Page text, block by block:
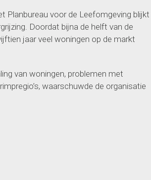
Planbureau voor de Leefomgeving blijkt
Doordat bijna de helft van de
jaar veel woningen op de markt
van woningen, problemen met
waarschuwde de organisatie